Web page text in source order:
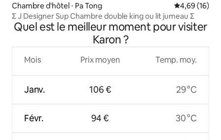
Chambre d'hôtel ⋅ Pa Tong Évaluation
4,69 (16)
Σ J Designer Sup Chambre double king ou lit jumeau Σ
Quel est le meilleur moment pour visiter
Karon ?
Mois
Janv.
Févr.
Prix moyen
106 €
94 €
Temp. moy.
29 °C
30 °C